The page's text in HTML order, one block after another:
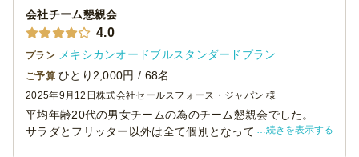
い方もいて少し心配でしたが好評でした！デザートがつい
ているのも良かったです。どれも食べやすく、おいしかっ
たです。
会社チーム懇親会
4.0
プラン メキシカンオードブルスタンダードプラン
ご予算 ひとり2,000円 / 68名
2025年9月12日 株式会社セールスフォース・ジャパン 様
平均年齢20代の男女チームの為のチーム懇親会でした。
サラダとフリッター以外は全て個別となっていたので、取
続きを表示する